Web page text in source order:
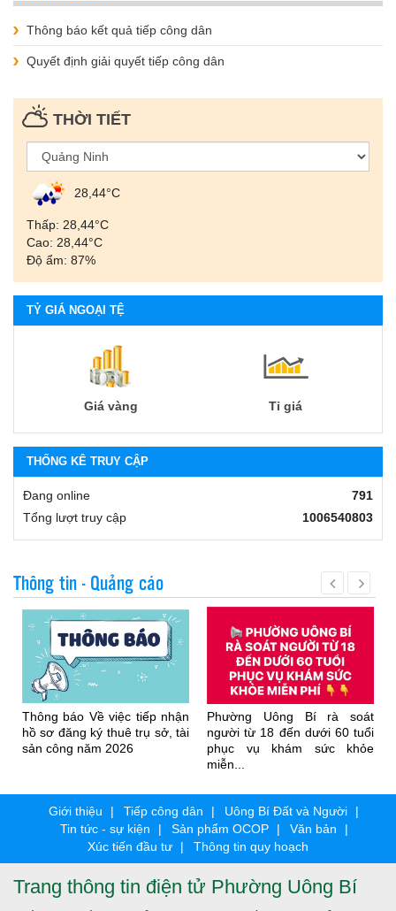
Thông báo kết quả tiếp công dân
Quyết định giải quyết tiếp công dân
THỜI TIẾT
28,44°С
Thấp: 28,44°С
Cao: 28,44°С
Độ ẩm: 87%
TỶ GIÁ NGOẠI TỆ
Giá vàng Tỉ giá
THỐNG KÊ TRUY CẬP
Đang online
791
Tổng lượt truy cập
1006540803
Thông tin - Quảng cáo
Thông báo Về việc tiếp nhận
hồ sơ đăng ký thuê trụ sở, tài
sản công năm 2026
Phường Uông Bí rà soát
người từ 18 đến dưới 60 tuổi
phục vụ khám sức khỏe
miễn...
Giới thiệu Tiếp công dân
Uông Bí Đất và Người
Tin tức - sự kiện
Sản phẩm OCOP
Văn bản
Xúc tiến đầu tư
Thông tin quy hoạch
Trang thông tin điện tử Phường Uông Bí